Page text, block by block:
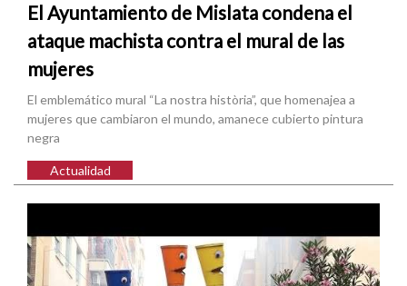
El Ayuntamiento de Mislata condena el
ataque machista contra el mural de las
mujeres
El emblemático mural “La nostra història”, que homenajea a
mujeres que cambiaron el mundo, amanece cubierto pintura
negra
Actualidad